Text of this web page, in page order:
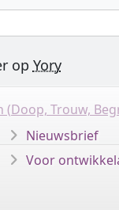
op Yory
Trouw,
Nieuwsbrief
Voor